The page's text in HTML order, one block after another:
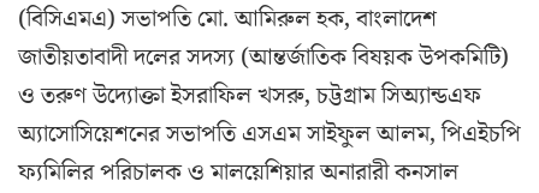
(বিসিএমএ) সভাপতি মো. আমিরুল হক, বাংলাদেশ
জাতীয়তাবাদী দলের সদস্য (আন্তর্জাতিক বিষয়ক উপকমিটি)
ও তরুণ উদ্যোক্তা ইসরাফিল খসরু, চট্টগ্রাম সিঅ্যান্ডএফ
অ্যাসোসিয়েশনের সভাপতি এসএম সাইফুল আলম, পিএইচপি
ফ্যমিলির পরিচালক ও মালয়েশিয়ার অনারারী কনসাল